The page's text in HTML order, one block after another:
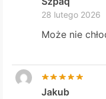
28 lutego 2026
Może nie
Jakub